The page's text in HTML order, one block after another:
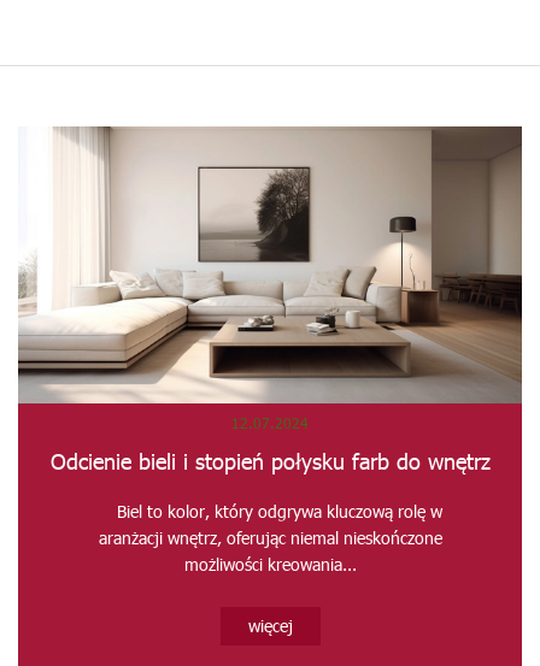
12.07.2024
Odcienie bieli i stopień połysku farb do wnętrz
Biel to kolor, który odgrywa kluczową rolę w
aranżacji wnętrz, oferując niemal nieskończone
możliwości kreowania...
więcej